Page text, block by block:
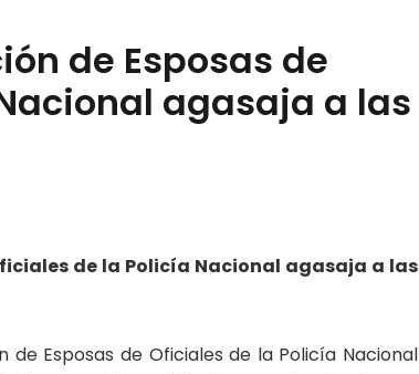
de Esposas de
agasaja a las
de la Policía Nacional agasaja a las
Esposas de Oficiales de la Policía Nacional